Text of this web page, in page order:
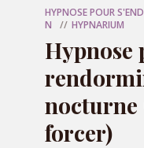
réserver
plus loin
HYPNOSE POUR
N
HYPNARIUM
Hypnose
nocturne
forcer)